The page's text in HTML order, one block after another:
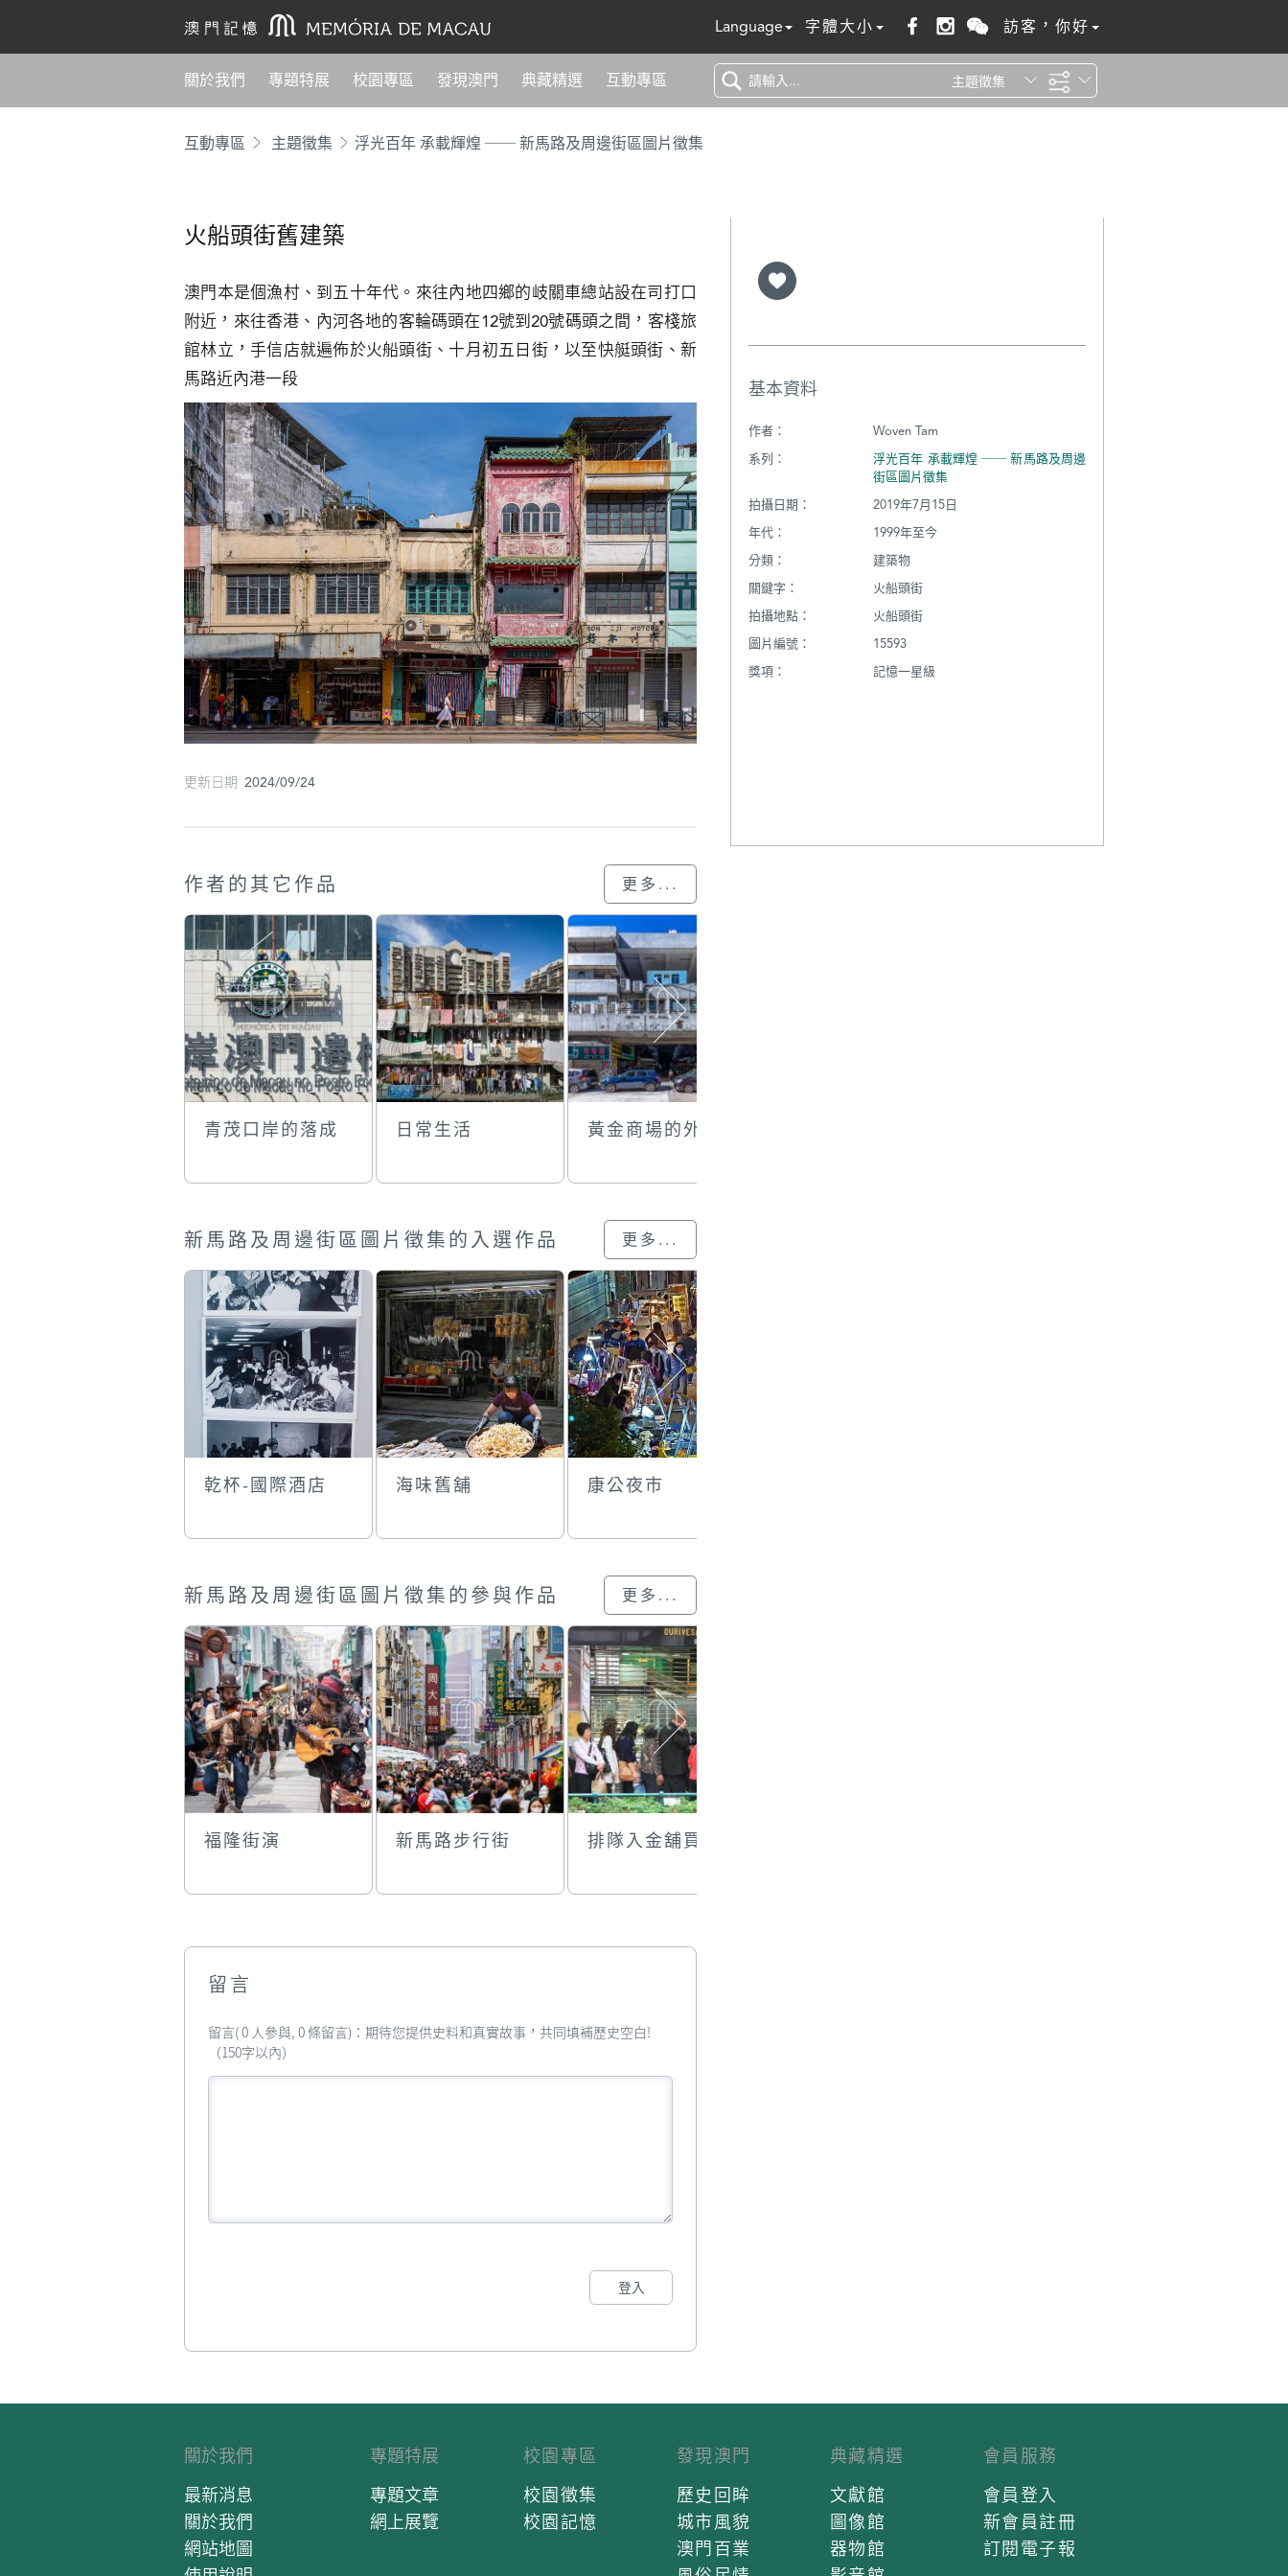
Language 字體大小 訪客，你好
關於我們 專題特展 校園專區 發現澳門 典藏精選 互動專區 主題徵集
互動專區 主題徵集 浮光百年 承載輝煌 ── 新馬路及周邊街區圖片徵集
火船頭街舊建築
澳門本是個漁村、到五十年代。來往內地四鄉的岐關車總站設在司打口
附近，來往香港、內河各地的客輪碼頭在12號到20號碼頭之間，客棧旅
館林立，手信店就遍佈於火船頭街、十月初五日街，以至快艇頭街、新
馬路近內港一段
更新日期 2024/09/24
作者的其它作品 更多...
青茂口岸的落成 日常生活 黃金商場的外貌
新馬路及周邊街區圖片徵集的入選作品 更多...
乾杯-國際酒店 海味舊舖 康公夜市
新馬路及周邊街區圖片徵集的參與作品 更多...
福隆街演 新馬路步行街 排隊入金舖買金
留言
留言( 0 人參與, 0 條留言)：期待您提供史料和真實故事，共同填補歷史空白!
（150字以內）
登入
基本資料
作者：
Woven Tam
系列：
浮光百年 承載輝煌 ── 新馬路及周邊
街區圖片徵集
拍攝日期：
2019年7月15日
年代：
1999年至今
分類：
建築物
關鍵字：
火船頭街
拍攝地點：
火船頭街
圖片編號：
15593
獎項：
記憶一星級
關於我們
最新消息
關於我們
網站地圖
專題特展
專題文章
網上展覽
校園專區
校園徵集
校園記憶
發現澳門
歷史回眸
城市風貌
澳門百業
典藏精選
文獻館
圖像館
器物館
會員服務
會員登入
新會員註冊
訂閱電子報